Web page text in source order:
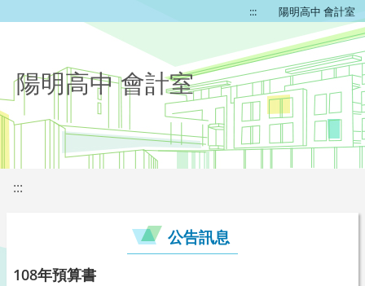
::: 陽明高中 會計室
陽明高中 會計室
:::
公告訊息
108年預算書